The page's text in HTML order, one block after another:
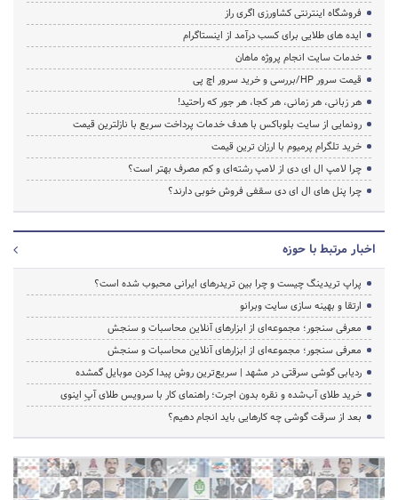
فروشگاه اینترنتی کشاورزی اگری راز
ایده های طلایی برای کسب درآمد از اینستاگرام
خدمات سایت انجام پروژه ماهان
قیمت سرور HP/بررسی و خرید سرور اچ پی
هر زبانی، هر زمانی، هر کجا، هر جور که راحتید!
رونمایی از سایت بلوباکس با هدف خدمات پرداخت سریع با نازلترین قیمت
خرید تلگرام پرمیوم با ارزان ترین قیمت
چرا لامپ ال ای دی از لامپ رشته‌ای و کم مصرف بهتر است؟
چرا پنل های ال ای دی سقفی فروش خوبی دارند؟
اخبار مرتبط با حوزه
پراپ تریدینگ چیست و چرا بین تریدرهای ایرانی محبوب شده است؟
ارتقا و بهینه سازی سایت وبرانو
معرفی سنجور؛ مجموعه‌ای از ابزارهای آنلاین محاسبات و سنجش
معرفی سنجور؛ مجموعه‌ای از ابزارهای آنلاین محاسبات و سنجش
ردیابی گوشی سرقتی در مشهد | سریع‌ترین روش پیدا کردن موبایل گمشده
خرید طلای آب‌شده و نقره بدون اجرت؛ راهنمای کار با سرویس طلای آپِ اینوی
بعد از سرقت گوشی چه کارهایی باید انجام دهیم؟